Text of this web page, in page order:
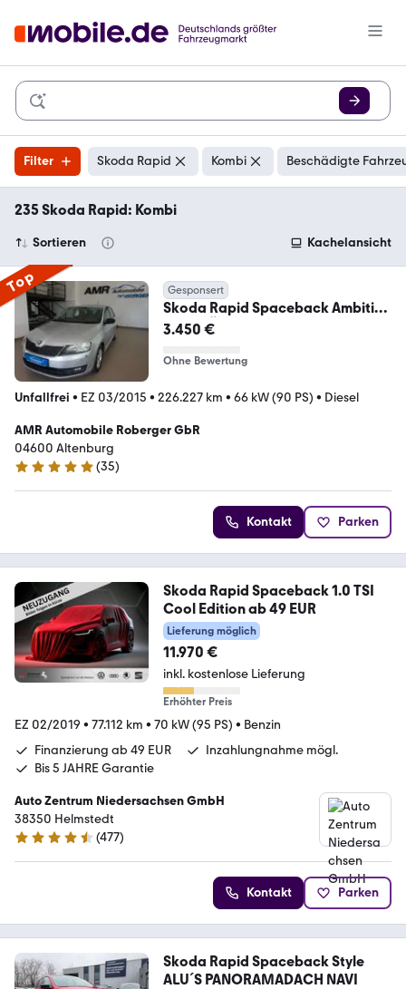
Filter Skoda Rapid Kombi Beschädigte
235 Skoda Rapid: Kombi
Sortieren Kachelansicht
Top Gesponsert
Skoda Rapid Spaceback Ambition
NAV* TÜV 4/27*PDC*Klima
3.450 €
Ohne Bewertung
Unfallfrei • EZ 03/2015 • 226.227 km • 66 kW (90 PS) • Diesel
AMR Automobile Roberger GbR
04600 Altenburg
4.8 Sterne
(35)
Kontakt Parken
Skoda Rapid Spaceback 1.0 TSI
Cool Edition ab 49 EUR
Lieferung möglich
11.970 €
inkl. kostenlose Lieferung
Erhöhter Preis
EZ 02/2019 • 77.112 km • 70 kW (95 PS) • Benzin
Finanzierung ab 49 EUR
Inzahlungnahme mögl.
Bis 5 JAHRE Garantie
Auto Zentrum Niedersachsen GmbH
38350 Helmstedt
4.5 Sterne
(477)
Kontakt Parken
Skoda Rapid Spaceback Style
ALU´S PANORAMADACH NAVI